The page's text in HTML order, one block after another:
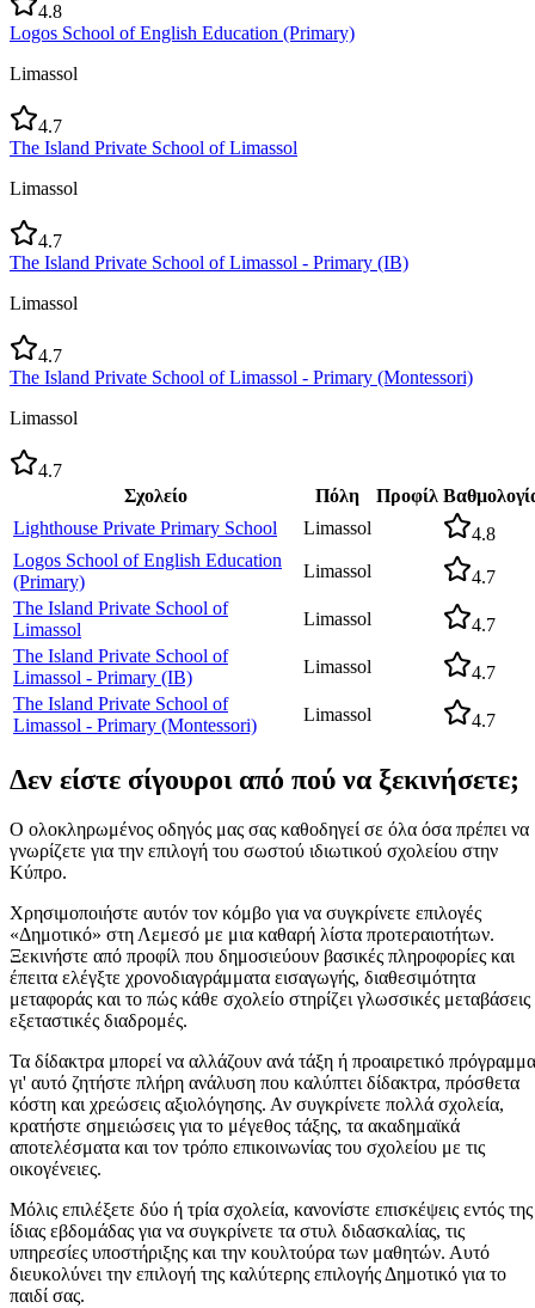
4.8
Logos School of English Education (Primary)
Limassol
4.7
The Island Private School of Limassol
Limassol
4.7
The Island Private School of Limassol - Primary (IB)
Limassol
4.7
The Island Private School of Limassol - Primary (Montessori)
Limassol
4.7
Σχολείο
Πόλη Προφίλ
Lighthouse Private Primary School
Limassol
4.8
Logos School of English Education
(Primary)
Limassol
4.7
The Island Private School of
Limassol
Limassol
4.7
The Island Private School of
Limassol - Primary (IB)
Limassol
4.7
The Island Private School of
Limassol - Primary (Montessori)
Limassol 4.7
Δεν είστε σίγουροι από πού να ξεκινήσετε;
Ο ολοκληρωμένος οδηγός μας σας καθοδηγεί σε όλα όσα πρέπει να
γνωρίζετε για την επιλογή του σωστού ιδιωτικού σχολείου στην
Κύπρο.
Χρησιμοποιήστε αυτόν τον κόμβο για να συγκρίνετε επιλογές
«Δημοτικό» στη Λεμεσό με μια καθαρή λίστα προτεραιοτήτων.
Ξεκινήστε από προφίλ που δημοσιεύουν βασικές πληροφορίες και
έπειτα ελέγξτε χρονοδιαγράμματα εισαγωγής, διαθεσιμότητα
μεταφοράς και το πώς κάθε σχολείο στηρίζει γλωσσικές μεταβάσεις
εξεταστικές διαδρομές.
Τα δίδακτρα μπορεί να αλλάζουν ανά τάξη ή προαιρετικό
γι' αυτό ζητήστε πλήρη ανάλυση που καλύπτει δίδακτρα, πρόσθετα
κόστη και χρεώσεις αξιολόγησης. Αν συγκρίνετε πολλά σχολεία,
κρατήστε σημειώσεις για το μέγεθος τάξης, τα ακαδημαϊκά
αποτελέσματα και τον τρόπο επικοινωνίας του σχολείου με τις
οικογένειες.
Μόλις επιλέξετε δύο ή τρία σχολεία, κανονίστε επισκέψεις εντός της
ίδιας εβδομάδας για να συγκρίνετε τα στυλ διδασκαλίας, τις
υπηρεσίες υποστήριξης και την κουλτούρα των μαθητών. Αυτό
διευκολύνει την επιλογή της καλύτερης επιλογής Δημοτικό για το
παιδί σας.